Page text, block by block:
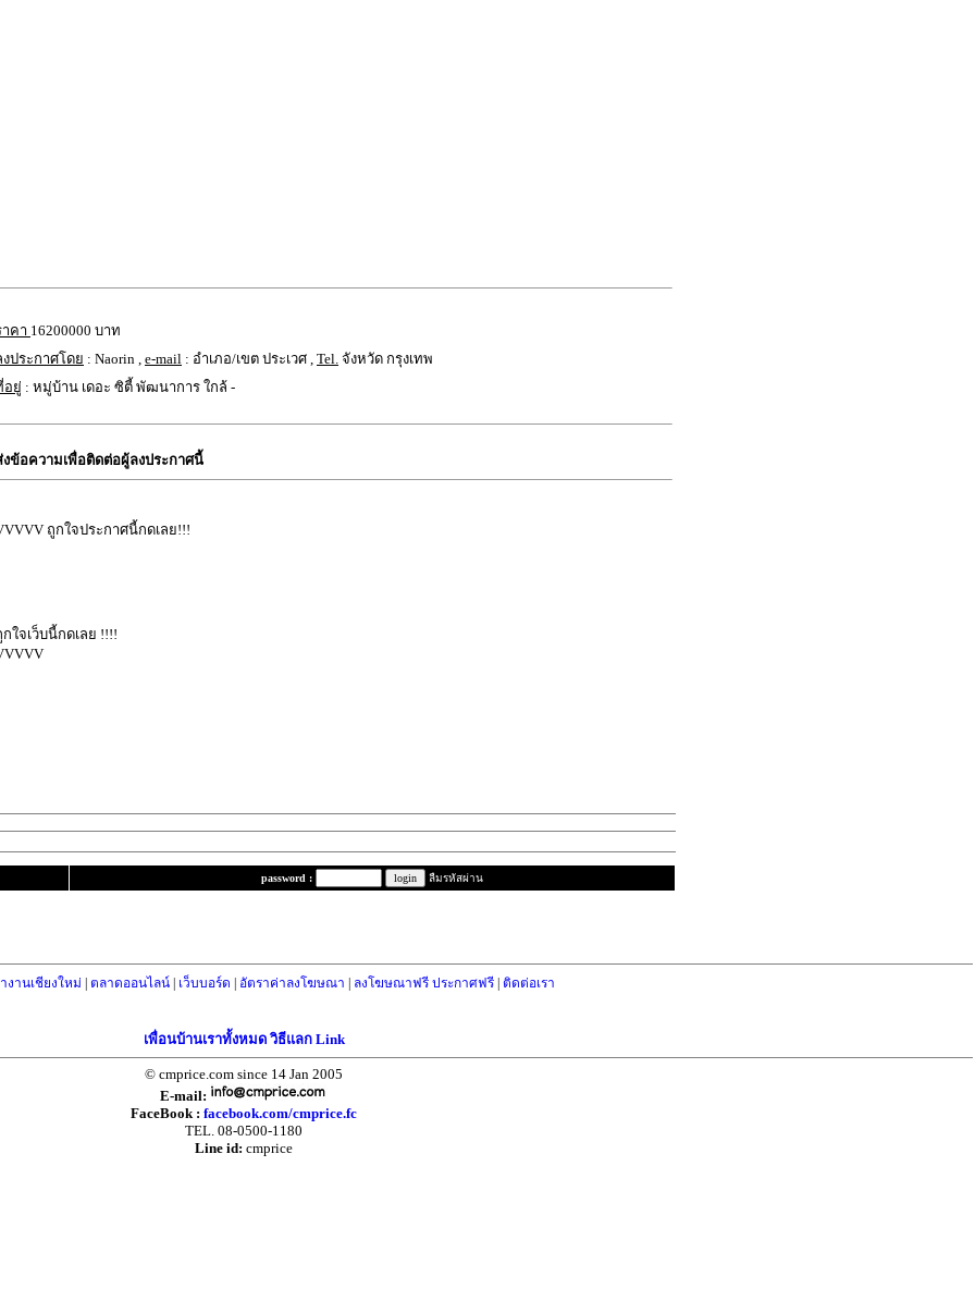
าคา 16200000 บาท
งประกาศโดย : Naorin , e-mail : อำเภอ/เขต ประเวศ , Tel. จังหวัด กรุงเทพ
อยู่ : หมู่บ้าน เดอะ ซิตี้ พัฒนาการ ใกล้ -
งข้อความเพื่อติดต่อผู้ลงประกาศนี้
ถูกใจประกาศนี้กดเลย!!!
กใจเว็บนี้กดเลย !!!!
password : ลืมรหัสผ่าน
งานเชียงใหม่ | ตลาดออนไลน์| เว็บบอร์ด | อัตราค่าลงโฆษณา | ลงโฆษณาฟรี ประกาศฟรี| ติดต่อเรา
เพื่อนบ้านเราทั้งหมด วิธีแลก Link
© cmprice.com since 14 Jan 2005
E-mail:
FaceBook : facebook.com/cmprice.fc
TEL. 08-0500-1180
Line id: cmprice